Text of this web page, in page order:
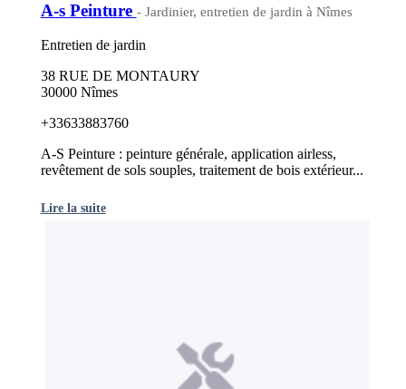
A-s Peinture - Jardinier, entretien de jardin à Nîmes
Entretien de jardin
38 RUE DE MONTAURY
30000 Nîmes
+33633883760
A-S Peinture : peinture générale, application airless,
revêtement de sols souples, traitement de bois extérieur...
Lire la suite